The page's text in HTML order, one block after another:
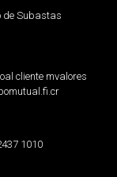
de Subastas
cliente mvalores
1010